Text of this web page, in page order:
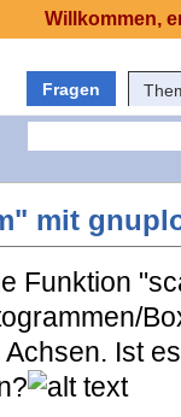
Fragen
mit
Funktion
Ist
Willkommen,